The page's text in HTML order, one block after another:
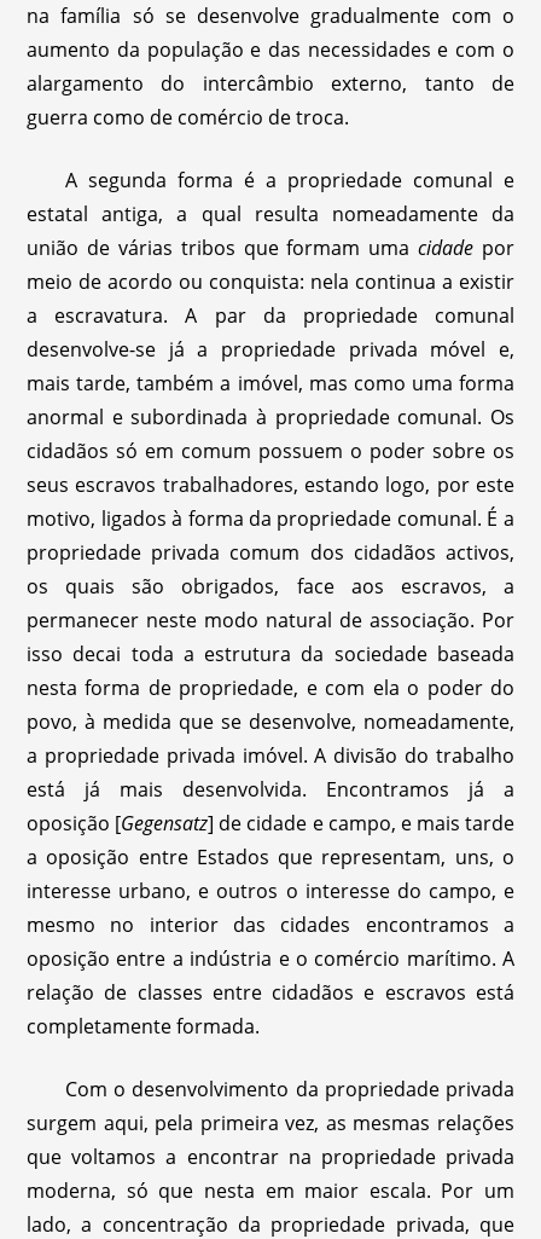
na família só se desenvolve gradualmente com o
aumento da população e das necessidades e com o
alargamento do intercâmbio externo, tanto de
guerra como de comércio de troca.
A segunda forma é a propriedade comunal e
estatal antiga, a qual resulta nomeadamente da
união de várias tribos que formam umacidade por
meio de acordo ou conquista: nela continua a existir
a escravatura. A par da propriedade comunal
desenvolve-se já a propriedade privada móvel e,
mais tarde, também a imóvel, mas como uma forma
anormal e subordinada à propriedade comunal. Os
cidadãos só em comum possuem o poder sobre os
seus escravos trabalhadores, estando logo, por este
motivo, ligados à forma da propriedade comunal. É a
propriedade privada comum dos cidadãos activos,
os quais são obrigados, face aos escravos, a
permanecer neste modo natural de associação. Por
isso decai toda a estrutura da sociedade baseada
nesta forma de propriedade, e com ela o poder do
povo, à medida que se desenvolve, nomeadamente,
a propriedade privada imóvel. A divisão do trabalho
está já mais desenvolvida. Encontramos já a
oposição [Gegensatz] de cidade e campo, e mais tarde
a oposição entre Estados que representam, uns, o
interesse urbano, e outros o interesse do campo, e
mesmo no interior das cidades encontramos a
oposição entre a indústria e o comércio marítimo. A
relação de classes entre cidadãos e escravos está
completamente formada.
Com o desenvolvimento da propriedade privada
surgem aqui, pela primeira vez, as mesmas relações
que voltamos a encontrar na propriedade privada
moderna, só que nesta em maior escala. Por um
lado, a concentração da propriedade privada, que